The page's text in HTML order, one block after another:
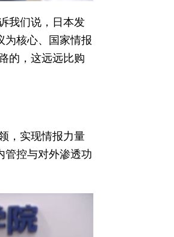
我们说，日本发
为核心、国家情报
的，这远远比购
，实现情报力量
管控与对外渗透功